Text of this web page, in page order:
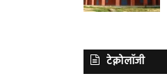
टेक्नोलॉजी